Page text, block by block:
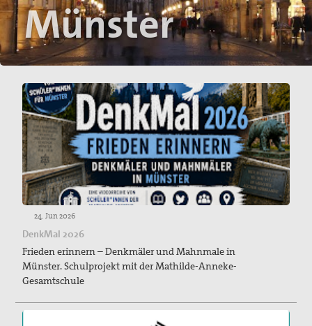
Flucht und Migration
Friedensbildung
Frieden, Soziale Gerechtigkeit und Klimapolitik
pc-Korrespondenz
Archiv
Materialien
Print-Materialien
Newsletter
Ausstellung Gestalten der Gewaltfreiheit
Papst Johannes XXIII-Preis
Münster
24. Jun 2026
DenkMal 2026
Frieden erinnern – Denkmäler und Mahnmale in
Münster. Schulprojekt mit der Mathilde-Anneke-
Gesamtschule